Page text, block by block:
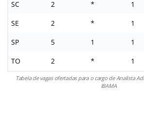
SC 2 * 1
SE 2 * 1
SP 5 1 1
TO 2 * 1
Tabela de vagas ofertadas para o cargo de Analista
IBAMA